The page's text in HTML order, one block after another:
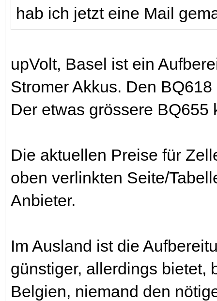
hab ich jetzt eine Mail
upVolt, Basel ist ein
Stromer Akkus. Den
Der etwas grössere
Die aktuellen Preise für
oben verlinkten Seite/
Anbieter.
Im Ausland ist die
günstiger, allerdings bietet,
Belgien, niemand den